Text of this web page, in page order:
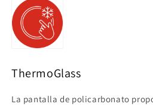
ThermoGlass
La pantalla de policarbonato